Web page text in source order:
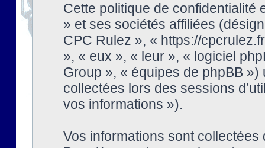
Cette politique de confidentialité
» et ses sociétés affiliées
CPC Rulez », « https://
», « eux », « leur », « logiciel
Group », « équipes de phpBB
collectées lors des sessions
vos informations »).
Vos informations sont